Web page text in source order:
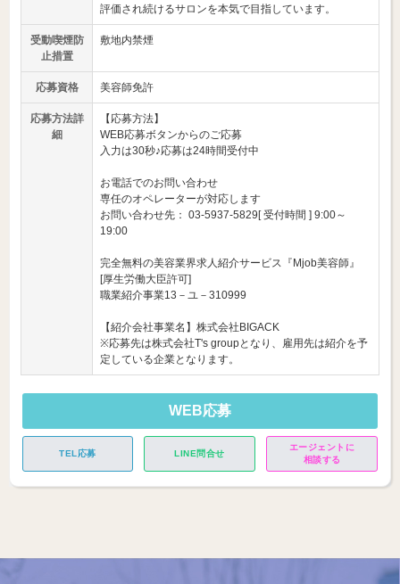
評価され続けるサロンを本気で目指しています。
受動喫煙防
止措置
敷地内禁煙
応募資格 美容師免許
応募方法詳
細
【応募方法】
WEB応募ボタンからのご応募
入力は30秒♪応募は24時間受付中
お電話でのお問い合わせ
専任のオペレーターが対応します
お問い合わせ先： 03-5937-5829[ 受付時間 ] 9:00～
19:00
完全無料の美容業界求人紹介サービス『Mjob美容師』
[厚生労働大臣許可]
職業紹介事業13－ユ－310999
【紹介会社事業名】株式会社BIGACK
※応募先は株式会社T's groupとなり、雇用先は紹介を予
定している企業となります。
WEB応募
TEL応募 LINE問合せ
エージェントに
相談する